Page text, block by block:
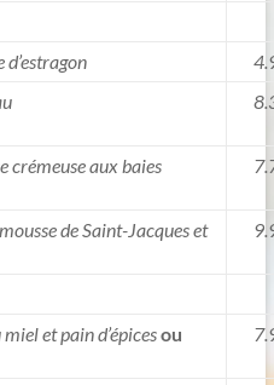
crémeuse aux baies
de Saint-Jacques et
et pain d’épicesou